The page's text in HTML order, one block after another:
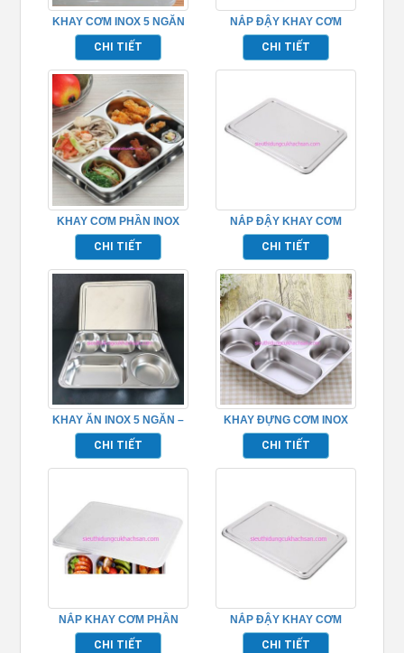
KHAY CƠM INOX 5 NGĂN
– TPKP0307
CHI TIẾT
NẮP ĐẬY KHAY CƠM
PHẦN BẰNG NHỰA
CHI TIẾT
KHAY CƠM PHẦN INOX
201
CHI TIẾT
NẮP ĐẬY KHAY CƠM
PHẦN
CHI TIẾT
KHAY ĂN INOX 5 NGĂN –
TPKP0301
CHI TIẾT
KHAY ĐỰNG CƠM INOX
CÓ NẮP – TPKP0302
CHI TIẾT
NẮP KHAY CƠM PHẦN
BẰNG NHỰA
CHI TIẾT
NẮP ĐẬY KHAY CƠM
PHẦN BẰNG INOX
CHI TIẾT